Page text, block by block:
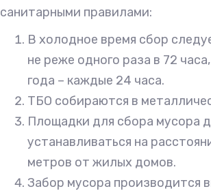
санитарными правилами:
В холодное время сбор
не реже одного раза в 72
года – каждые 24 часа.
ТБО собираются в
Площадки для сбора мусора
устанавливаться на
метров от жилых домов.
Забор мусора производится